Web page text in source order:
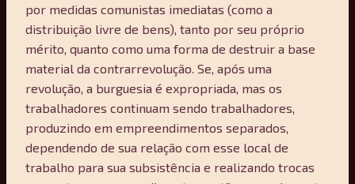
por medidas comunistas imediatas (como a
distribuição livre de bens), tanto por seu próprio
mérito, quanto como uma forma de destruir a base
material da contrarrevolução. Se, após uma
revolução, a burguesia é expropriada, mas os
trabalhadores continuam sendo trabalhadores,
produzindo em empreendimentos separados,
dependendo de sua relação com esse local de
trabalho para sua subsistência e realizando trocas